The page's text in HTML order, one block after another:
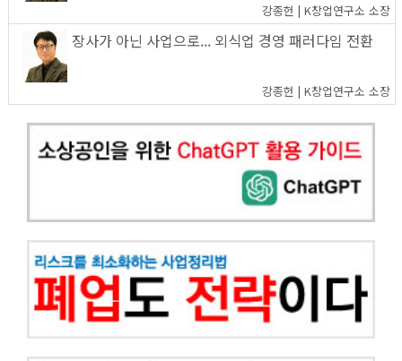
강종헌 | K창업연구소 소장
장사가 아닌 사업으로... 외식업 경영 패러다임 전환
강종헌 | K창업연구소 소장